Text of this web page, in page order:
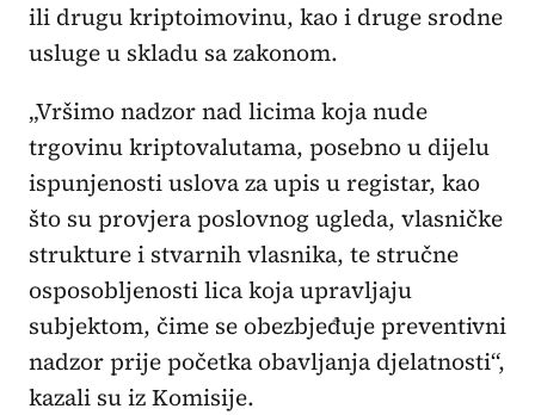
ili drugu kriptoimovinu, kao i druge srodne
usluge u skladu sa zakonom.
„Vršimo nadzor nad licima koja nude
trgovinu kriptovalutama, posebno u dijelu
ispunjenosti uslova za upis u registar, kao
što su provjera poslovnog ugleda, vlasničke
strukture i stvarnih vlasnika, te stručne
osposobljenosti lica koja upravljaju
subjektom, čime se obezbjeđuje preventivni
nadzor prije početka obavljanja djelatnosti“,
kazali su iz Komisije.